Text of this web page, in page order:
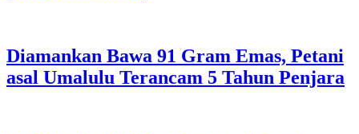
Diamankan Bawa 91 Gram Emas, Petani
asal Umalulu Terancam 5 Tahun Penjara